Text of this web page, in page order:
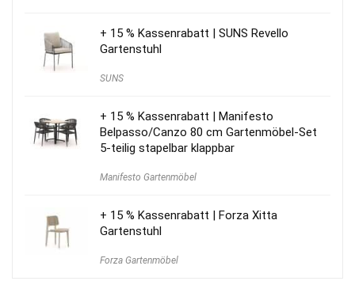
+ 15 % Kassenrabatt | SUNS Revello
Gartenstuhl
SUNS
+ 15 % Kassenrabatt | Manifesto
Belpasso/Canzo 80 cm Gartenmöbel-Set
5-teilig stapelbar klappbar
Manifesto Gartenmöbel
+ 15 % Kassenrabatt | Forza Xitta
Gartenstuhl
Forza Gartenmöbel